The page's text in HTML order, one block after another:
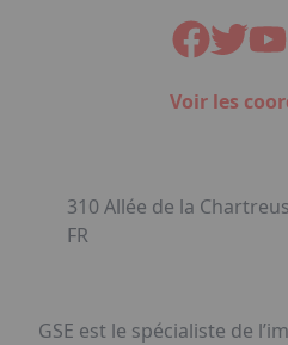
Voir les
310 Allée de la
FR
GSE est le spécialiste de